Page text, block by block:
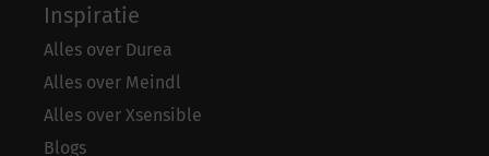
Inspiratie
Alles over Durea
Alles over Meindl
Alles over Xsensible
Blogs